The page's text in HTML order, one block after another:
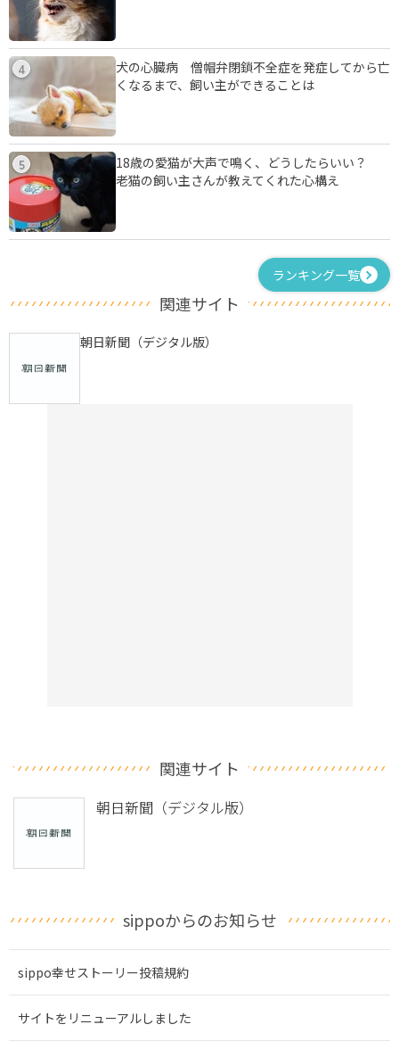
4
犬の心臓病 僧帽弁閉鎖不全症を発症してから亡
くなるまで、飼い主ができることは
5
18歳の愛猫が大声で鳴く、どうしたらいい？
老猫の飼い主さんが教えてくれた心構え
ランキング一覧
関連サイト
朝日新聞（デジタル版）
関連サイト
朝日新聞（デジタル版）
sippoからのお知らせ
sippo幸せストーリー投稿規約
サイトをリニューアルしました